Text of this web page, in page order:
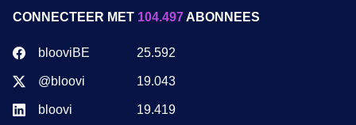
CONNECTEER MET 104.497ABONNEES
blooviBE 25.592
@bloovi 19.043
bloovi 19.419